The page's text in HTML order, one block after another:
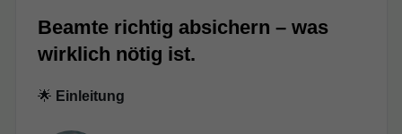
Beamte richtig absichern – was
wirklich nötig ist.
🌟 Einleitung